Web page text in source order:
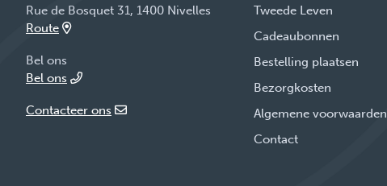
Rue de Bosquet 31, 1400 Nivelles
Route
Bel ons
Bel ons
Contacteer ons
Tweede Leven
Cadeaubonnen
Bestelling plaatsen
Bezorgkosten
Algemene voorwaarden
Contact